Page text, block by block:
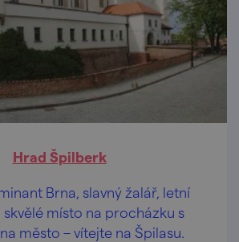
Hrad Špilberk
Brna, slavný žalář, letní
místo na procházku s
město – vítejte na Špilasu.